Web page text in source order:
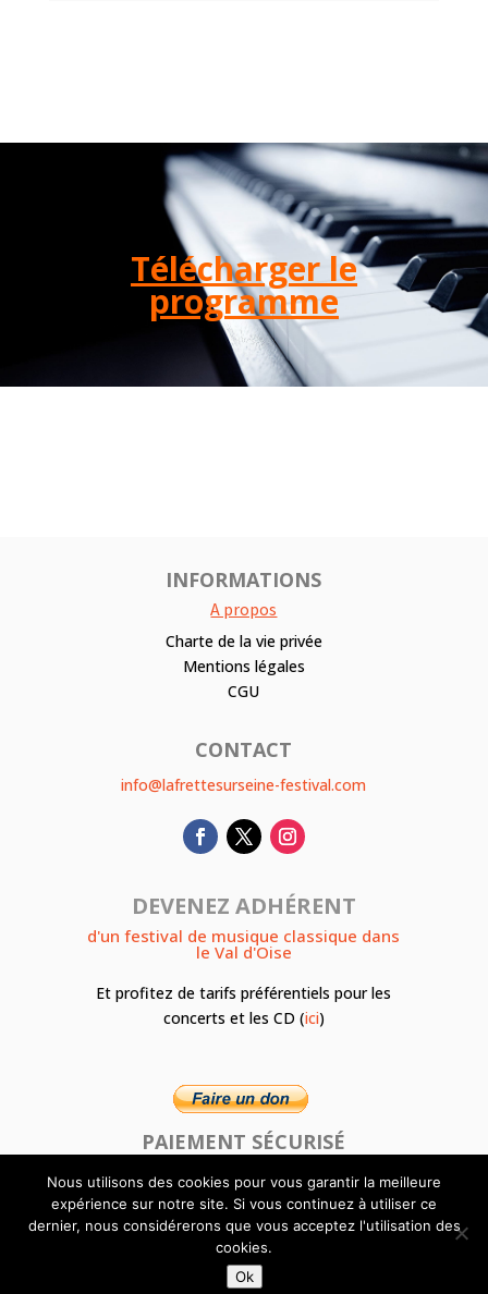
Télécharger le
programme
INFORMATIONS
A propos
Charte de la vie privée
Mentions légales
CGU
CONTACT
info@lafrettesurseine-festival.com
DEVENEZ ADHÉRENT
d'un festival de musique classique dans
le Val d'Oise
Et profitez de tarifs préférentiels pour les
concerts et les CD (ici)
PAIEMENT SÉCURISÉ
Nous utilisons des cookies pour vous garantir la meilleure
expérience sur notre site. Si vous continuez à utiliser ce
dernier, nous considérerons que vous acceptez l'utilisation des
cookies.
Ok